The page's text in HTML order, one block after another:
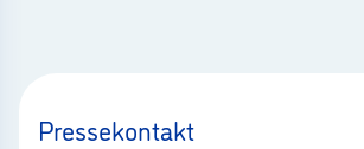
Pressekontakt